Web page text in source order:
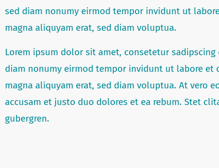
sed diam nonumy eirmod tempor invidunt ut
magna aliquyam erat, sed diam voluptua.
Lorem ipsum dolor sit amet, consetetur sadipscing
diam nonumy eirmod tempor invidunt ut labore et
magna aliquyam erat, sed diam voluptua. At vero
accusam et justo duo dolores et ea rebum. Stet
gubergren.